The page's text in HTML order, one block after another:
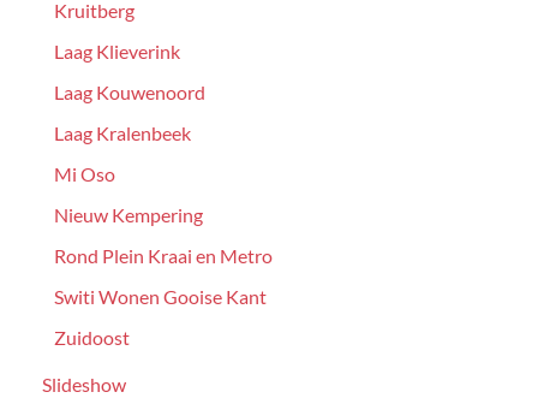
Kruitberg
Laag Klieverink
Laag Kouwenoord
Laag Kralenbeek
Mi Oso
Nieuw Kempering
Rond Plein Kraai en Metro
Switi Wonen Gooise Kant
Zuidoost
Slideshow